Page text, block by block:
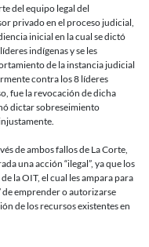
del equipo legal del
privado en el proceso judicial,
inicial en la cual se dictó
indígenas y se les
de la instancia judicial
contra los 8 líderes
fue la revocación de dicha
dictar sobreseimiento
de ambos fallos de La Corte,
una acción “ilegal”, ya que los
la OIT, el cual les ampara para
de emprender o autorizarse
de los recursos existentes en